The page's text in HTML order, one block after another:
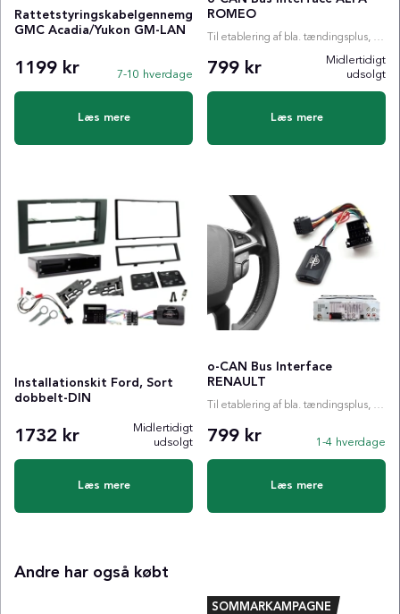
Rattetstyringskabelgennemgang
GMC Acadia/Yukon GM-LAN
1199 kr 7-10 hverdage
Læs mere
ROMEO
Til etablering af bla. tændingsplus, ratstyring etc.
799 kr
Midlertidigt
udsolgt
Læs mere
Installationskit Ford, Sort
dobbelt-DIN
1732 kr
Midlertidigt
udsolgt
Læs mere
o-CAN Bus Interface
RENAULT
Til etablering af bla. tændingsplus, ratstyring etc.
799 kr 1-4 hverdage
Læs mere
Andre har også købt
SOMMARKAMPAGNE